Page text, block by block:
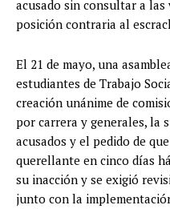
acusado sin consultar a
posición contraria al
El 21 de mayo, una
estudiantes de Trabajo
creación unánime de
por carrera y generales, la
acusados y el pedido de
querellante en cinco días
su inacción y se exigió
junto con la